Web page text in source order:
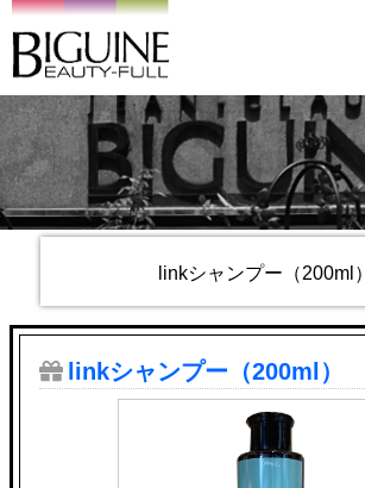
linkシャンプー（200ml）
linkシャンプー（200ml）